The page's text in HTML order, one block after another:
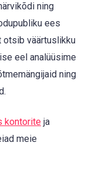
ning
ees
otsib väärtuslikku
eel analüüsime
ning
kontorite ja
meie